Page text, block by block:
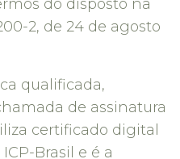
do disposto na
2, de 24 de agosto
qualificada,
de assinatura
certificado digital
Brasil e é a